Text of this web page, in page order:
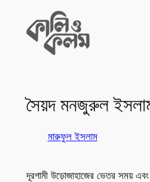
content
সৈয়দ মনজুরুল
মারুফুল ইসলাম
দূরগামী উড়োজাহাজের ভেতর সময় এবং